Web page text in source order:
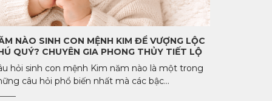
NÀO SINH CON MỆNH KIM ĐỂ VƯỢNG LỘC
QUÝ? CHUYÊN GIA PHONG THỦY TIẾT LỘ
hỏi sinh con mệnh Kim năm nào là một trong
câu hỏi phổ biến nhất mà các bậc...